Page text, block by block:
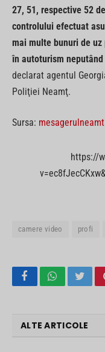
27, 51, respective 52
controlului efectuat
mai multe bunuri de
în autoturism
declarat agentul
Poliţiei Neamţ.
Sursa:
https://
camere video profi
FacebookWhatsApp
ALTE ARTICOLE